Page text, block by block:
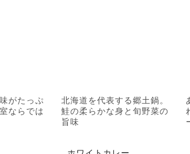
がたっぷ
ならでは
北海道を代表する郷土鍋。
鮭の柔らかな身と旬野菜の
旨味